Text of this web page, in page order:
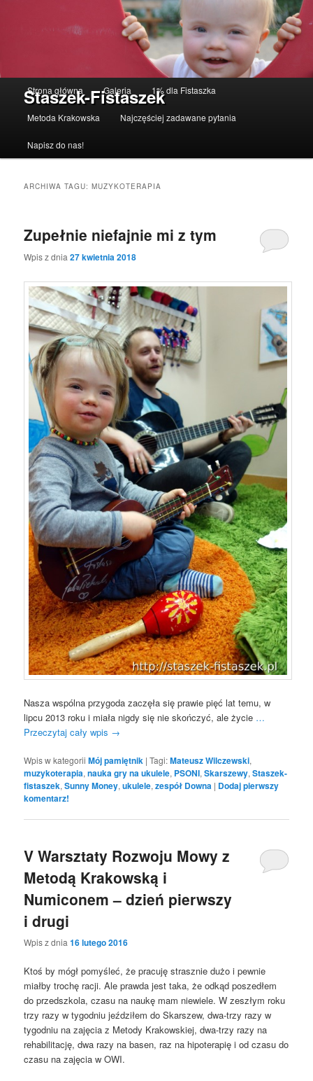
Staszek-Fistaszek
Przeskocz do tekstu
Przeskocz do widgetów
Strona główna Galeria 1% dla Fistaszka
Metoda Krakowska Najczęściej zadawane pytania
Napisz do nas!
ARCHIWA TAGU:MUZYKOTERAPIA
Zupełnie niefajnie mi z tym
Wpis z dnia27 kwietnia 2018
Nasza wspólna przygoda zaczęła się prawie pięć lat temu, w
lipcu 2013 roku i miała nigdy się nie skończyć, ale życie …
Przeczytaj cały wpis →
Wpis w kategoriiMój pamiętnik |Tagi:Mateusz Wilczewski,
muzykoterapia,nauka gry na ukulele, PSONI,Skarszewy,Staszek-
fistaszek,Sunny Money,ukulele,zespół Downa | Dodaj pierwszy
komentarz!
V Warsztaty Rozwoju Mowy z
Metodą Krakowską i
Numiconem – dzień pierwszy
i drugi
Wpis z dnia16 lutego 2016
Ktoś by mógł pomyśleć, że pracuję strasznie dużo i pewnie
miałby trochę racji. Ale prawda jest taka, że odkąd poszedłem
do przedszkola, czasu na naukę mam niewiele. W zeszłym roku
trzy razy w tygodniu jeździłem do Skarszew, dwa-trzy razy w
tygodniu na zajęcia z Metody Krakowskiej, dwa-trzy razy na
rehabilitację, dwa razy na basen, raz na hipoterapię i od czasu do
czasu na zajęcia w OWI.